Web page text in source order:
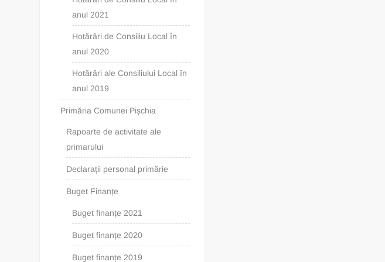
anul 2021
Hotărâri de Consiliu Local în
anul 2020
Hotărâri ale Consiliului Local în
anul 2019
Primăria Comunei Pișchia
Rapoarte de activitate ale
primarului
Declarații personal primărie
Buget Finanțe
Buget finanțe 2021
Buget finanțe 2020
Buget finanțe 2019